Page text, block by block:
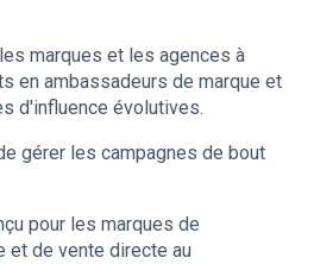
marques et les agences à
en ambassadeurs de marque et
d'influence évolutives.
gérer les campagnes de bout
pour les marques de
et de vente directe au